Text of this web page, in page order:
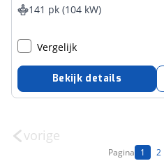
141 pk (104 kW)
Vergelijk
Bekijk details
vorige
Pagina 1 2